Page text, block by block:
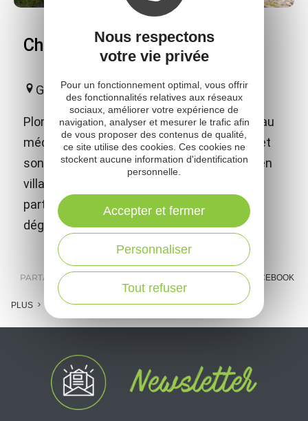
Château de Montaigut
Gissac
Plongez dans l'histoire en visitant ce château
médiéval dominant le Rougier de Camarès et
son paysage atypique. Découvrez son ancien
village écomusée et vivez un moment de
partage authentique en famille (Jeux et
déguisements pour petits et grands)
PARTAGER : FACEBOOK
PLUS
Nous respectons
votre vie privée
Pour un fonctionnement optimal, vous offrir
des fonctionnalités relatives aux réseaux
sociaux, améliorer votre expérience de
navigation, analyser et mesurer le trafic afin
de vous proposer des contenus de qualité,
ce site utilise des cookies. Ces cookies ne
stockent aucune information d'identification
personnelle.
Tout refuser
Personnaliser
Accepter et fermer